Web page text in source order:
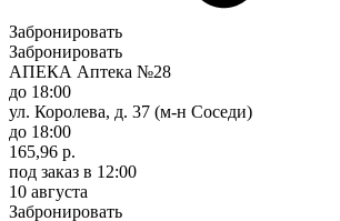
Забронировать
Забронировать
АПЕКА Аптека №28
до 18:00
ул. Королева, д. 37 (м-н Соседи)
до 18:00
165,96 р.
под заказ в 12:00
10 августа
Забронировать